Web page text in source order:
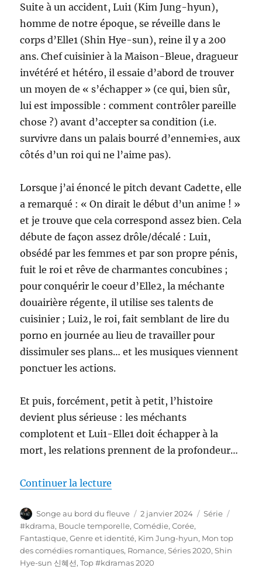
Suite à un accident, Lui1 (Kim Jung-hyun),
homme de notre époque, se réveille dans le
corps d’Elle1 (Shin Hye-sun), reine il y a 200
ans. Chef cuisinier à la Maison-Bleue, dragueur
invétéré et hétéro, il essaie d’abord de trouver
un moyen de « s’échapper » (ce qui, bien sûr,
lui est impossible : comment contrôler pareille
chose ?) avant d’accepter sa condition (i.e.
survivre dans un palais bourré d’ennemi·es, aux
côtés d’un roi qui ne l’aime pas).
Lorsque j’ai énoncé le pitch devant Cadette, elle
a remarqué : « On dirait le début d’un anime ! »
et je trouve que cela correspond assez bien. Cela
débute de façon assez drôle/décalé : Lui1,
obsédé par les femmes et par son propre pénis,
fuit le roi et rêve de charmantes concubines ;
pour conquérir le coeur d’Elle2, la méchante
douairière régente, il utilise ses talents de
cuisinier ; Lui2, le roi, fait semblant de lire du
porno en journée au lieu de travailler pour
dissimuler ses plans… et les musiques viennent
ponctuer les actions.
Et puis, forcément, petit à petit, l’histoire
devient plus sérieuse : les méchants
complotent et Lui1-Elle1 doit échapper à la
mort, les relations prennent de la profondeur…
Continuer la lecture
Auteur
Songe au bord du fleuve
Publié
le
2 janvier 2024 Catégories
Série
#kdrama, Boucle temporelle,Comédie,Corée,
Fantastique,Genre et identité, Kim Jung-hyun, Mon top
des comédies romantiques, Romance,Séries 2020,Shin
Hye-sun 신혜선,Top #kdramas 2020